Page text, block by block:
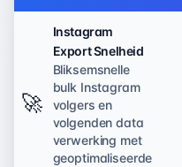
🚀
Instagram
Export Snelheid
Bliksemsnelle
bulk Instagram
volgers en
volgenden data
verwerking met
geoptimaliseerde